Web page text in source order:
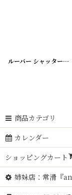
[20200401-1] ルーバー シャッター
[
商品カテゴリ
カレンダー
ショッピングカート
姉妹店：常滑『